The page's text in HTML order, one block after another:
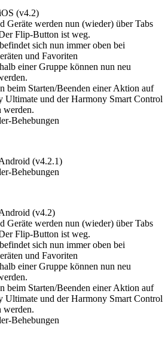
(v4.2)
Geräte werden nun (wieder) über Tabs
Flip-Button ist weg.
sich nun immer oben bei
und Favoriten
einer Gruppe können nun neu
beim Starten/Beenden einer Aktion auf
Ultimate und der Harmony Smart Control
werden.
Behebungen
(v4.2.1)
Behebungen
(v4.2)
Geräte werden nun (wieder) über Tabs
Flip-Button ist weg.
sich nun immer oben bei
und Favoriten
einer Gruppe können nun neu
beim Starten/Beenden einer Aktion auf
Ultimate und der Harmony Smart Control
werden.
Behebungen